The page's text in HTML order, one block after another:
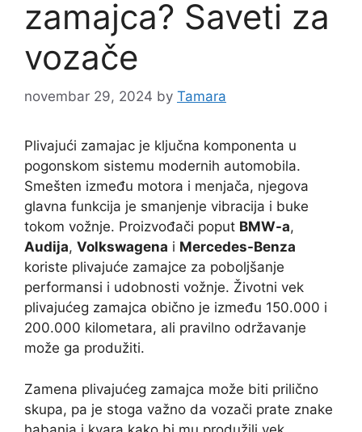
zamajca? Saveti za
vozače
novembar 29, 2024 by Tamara
Plivajući zamajac je ključna komponenta u
pogonskom sistemu modernih automobila.
Smešten između motora i menjača, njegova
glavna funkcija je smanjenje vibracija i buke
tokom vožnje. Proizvođači poput BMW-a,
Audija, Volkswagena i Mercedes-Benza
koriste plivajuće zamajce za poboljšanje
performansi i udobnosti vožnje. Životni vek
plivajućeg zamajca obično je između 150.000 i
200.000 kilometara, ali pravilno održavanje
može ga produžiti.
Zamena plivajućeg zamajca može biti prilično
skupa, pa je stoga važno da vozači prate znake